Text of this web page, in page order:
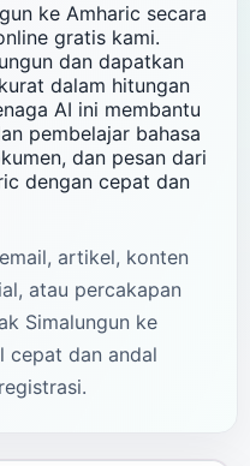
ke Amharic secara
gratis kami.
dan dapatkan
dalam hitungan
AI ini membantu
pembelajar bahasa
dan pesan dari
dengan cepat dan
artikel, konten
atau percakapan
Simalungun ke
cepat dan andal